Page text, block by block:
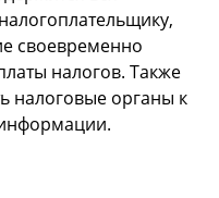
своевременно
налогов. Также
налоговые органы к